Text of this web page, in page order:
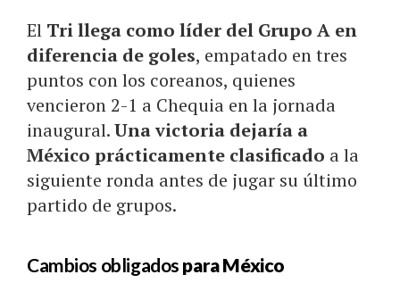
El Tri llega como líder del Grupo A en
diferencia de goles, empatado en tres
puntos con los coreanos, quienes
vencieron 2-1 a Chequia en la jornada
inaugural.Una victoria dejaría a
México prácticamente clasificado a la
siguiente ronda antes de jugar su último
partido de grupos.
Cambios obligados para México